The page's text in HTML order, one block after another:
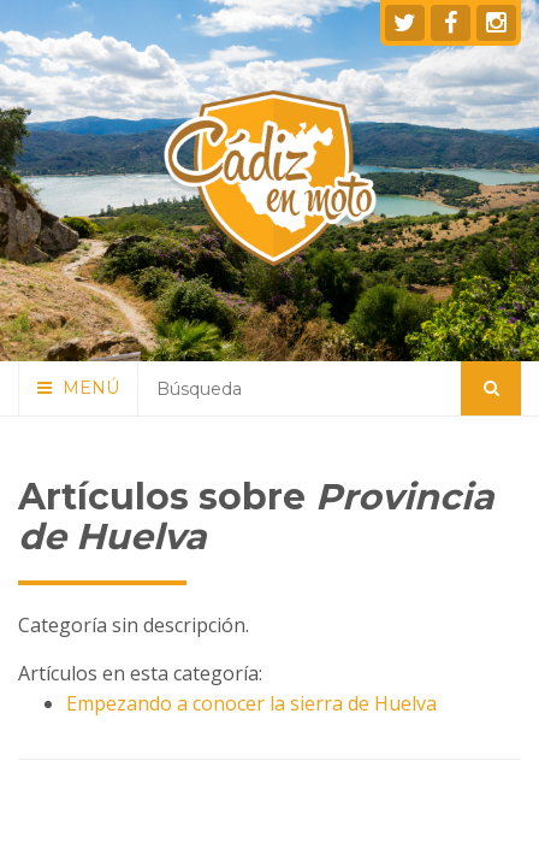
MENÚ
Artículos sobre Provincia
de Huelva
Categoría sin descripción.
Artículos en esta categoría:
Empezando a conocer la sierra de Huelva